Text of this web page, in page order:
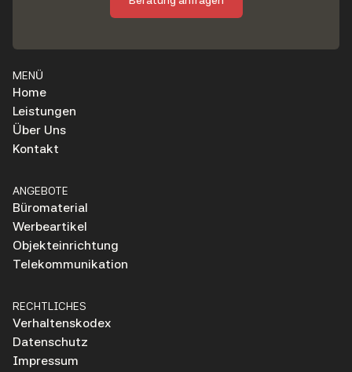
MENÜ
Home
Leistungen
Über Uns
Kontakt
ANGEBOTE
Büromaterial
Werbeartikel
Objekteinrichtung
Telekommunikation
RECHTLICHES
Verhaltenskodex
Datenschutz
Impressum